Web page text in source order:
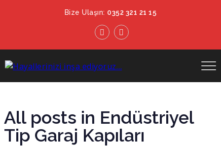
Bize Ulaşın: 0352 321 21 15
All posts in Endüstriyel
Tip Garaj Kapıları